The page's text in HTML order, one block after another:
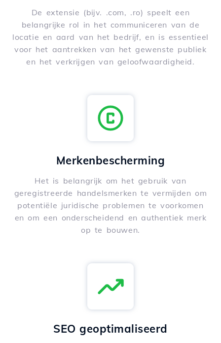
De extensie (bijv. .com, .ro) speelt een
belangrijke rol in het communiceren van de
locatie en aard van het bedrijf, en is essentieel
voor het aantrekken van het gewenste publiek
en het verkrijgen van geloofwaardigheid.
Merkenbescherming
Het is belangrijk om het gebruik van
geregistreerde handelsmerken te vermijden om
potentiële juridische problemen te voorkomen
en om een onderscheidend en authentiek merk
op te bouwen.
SEO geoptimaliseerd